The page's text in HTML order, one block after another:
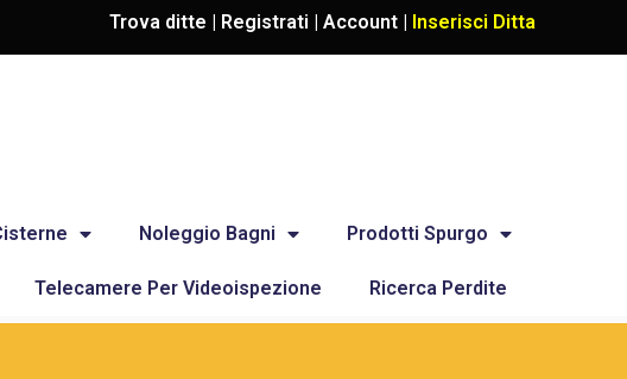
Trova ditte | Registrati | Account | Inserisci Ditta
Noleggio Bagni Prodotti Spurgo
Telecamere Per Videoispezione Ricerca Perdite